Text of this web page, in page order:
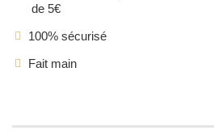
de 5€
100% sécurisé
Fait main